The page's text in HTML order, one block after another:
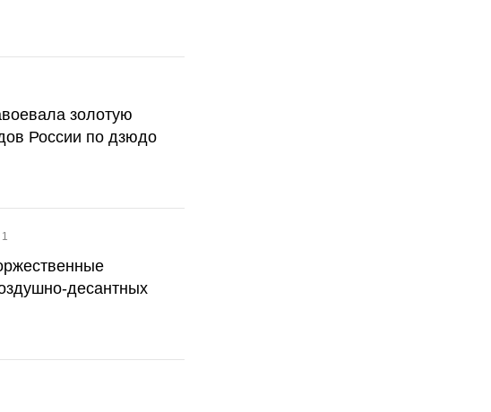
золотую
России по дзюдо
1
десантных